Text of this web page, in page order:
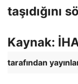
taşıdığını
Kaynak:
tarafından